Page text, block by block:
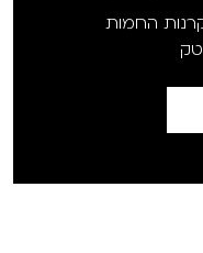
החמות